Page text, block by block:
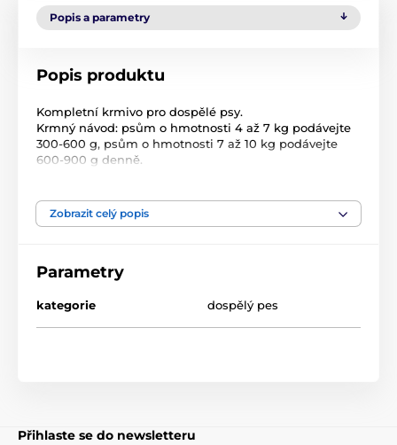
Popis a parametry
Popis produktu
Kompletní krmivo pro dospělé psy.
Krmný návod: psům o hmotnosti 4 až 7 kg podávejte
300-600 g, psům o hmotnosti 7 až 10 kg podávejte
600-900 g denně.
Jakostní znaky: hrubé proteiny 10,5%, vlhkost 81%,
hrubé oleje a tuky 4,5%, hrubé popeloviny 2,5%, hrubá
Zobrazit celý popis
Parametry
kategorie dospělý pes
Přihlaste se do newsletteru